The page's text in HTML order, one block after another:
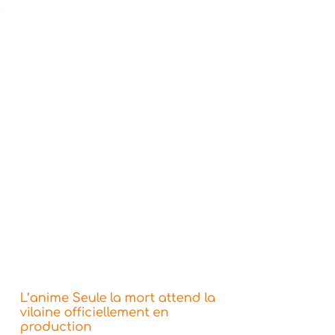
L’anime Seule la mort attend la
vilaine officiellement en
production